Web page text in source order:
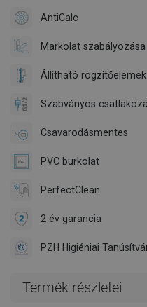
AntiCalc
Markolat szabályozása
Állítható rögzítőelemek
Szabványos
Csavarodásmentes
PVC burkolat
PerfectClean
2 év garancia
PZH Higiéniai
Termék részletei